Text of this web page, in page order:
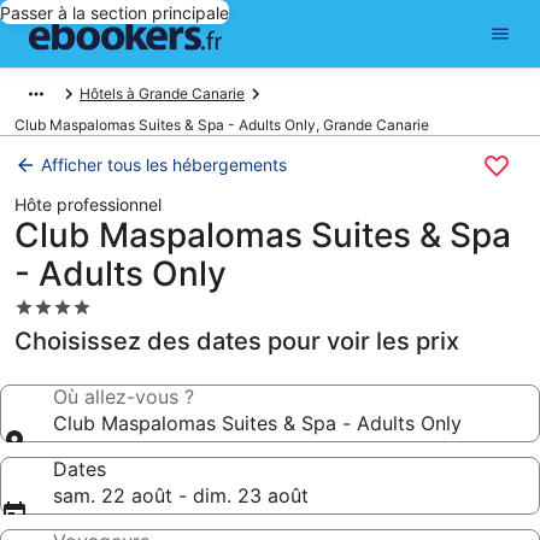
Passer à la section principale
Hôtels à Grande Canarie
Club Maspalomas Suites & Spa - Adults Only, Grande Canarie
Afficher tous les hébergements
Hôte professionnel
Club Maspalomas Suites & Spa
- Adults Only
Hébergement
4.0 étoiles
Choisissez des dates pour voir les prix
Où allez-vous ?
Club Maspalomas Suites & Spa - Adults Only
Dates
sam. 22 août - dim. 23 août